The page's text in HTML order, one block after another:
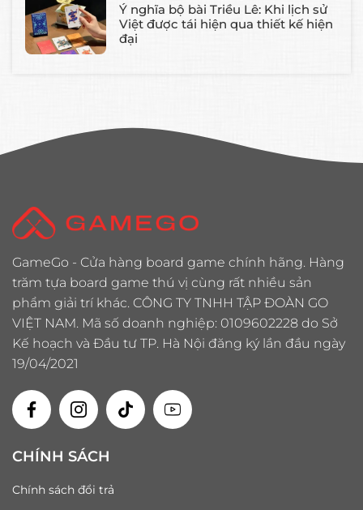
Ý nghĩa bộ bài Triều Lê: Khi lịch sử
Việt được tái hiện qua thiết kế hiện
đại
GameGo - Cửa hàng board game chính hãng. Hàng
trăm tựa board game thú vị cùng rất nhiều sản
phẩm giải trí khác. CÔNG TY TNHH TẬP ĐOÀN GO
VIỆT NAM. Mã số doanh nghiệp: 0109602228 do Sở
Kế hoạch và Đầu tư TP. Hà Nội đăng ký lần đầu ngày
19/04/2021
CHÍNH SÁCH
Chính sách đổi trả